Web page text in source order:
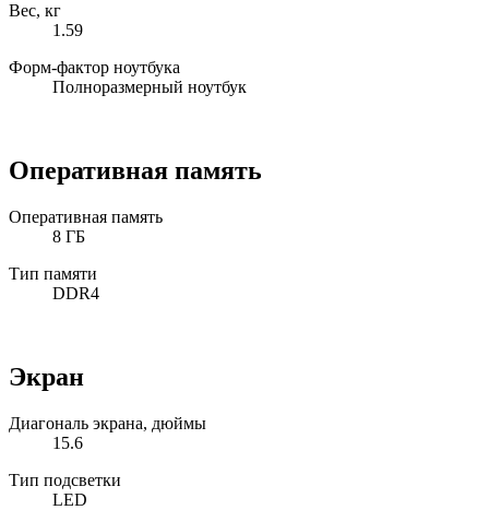
Вес, кг
1.59
Форм-фактор ноутбука
Полноразмерный ноутбук
Оперативная память
Оперативная память
8 ГБ
Тип памяти
DDR4
Экран
Диагональ экрана, дюймы
15.6
Тип подсветки
LED